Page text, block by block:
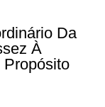
Da
À